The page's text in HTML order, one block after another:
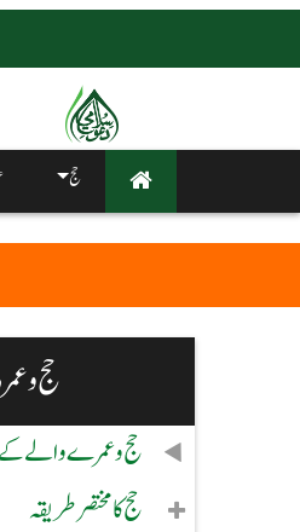
حج
حج و
حج و عمرے والے کے لئے
حج کا مختصر طریقہ